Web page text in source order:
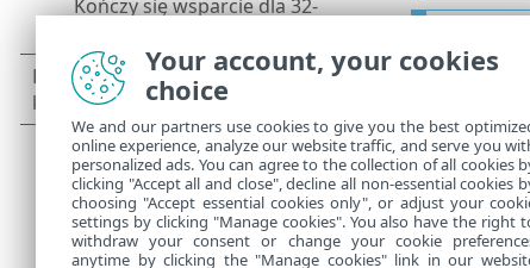
Po
Your account, your cookies
choice
We and our partners use cookies to give you the best
online experience, analyze our website traffic, and serve you
personalized ads. You can agree to the collection of all cookies
clicking "Accept all and close", decline all non-essential cookies
choosing "Accept essential cookies only", or adjust your
settings by clicking "Manage cookies". You also have the right
withdraw your consent or change your cookie
anytime by clicking the "Manage cookies" link in our